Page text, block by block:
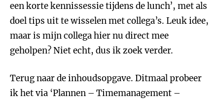
een korte kennissessie tijdens de lunch’, met als
doel tips uit te wisselen met collega’s. Leuk idee,
maar is mijn collega hier nu direct mee
geholpen? Niet echt, dus ik zoek verder.
Terug naar de inhoudsopgave. Ditmaal probeer
ik het via ‘Plannen – Timemanagement –